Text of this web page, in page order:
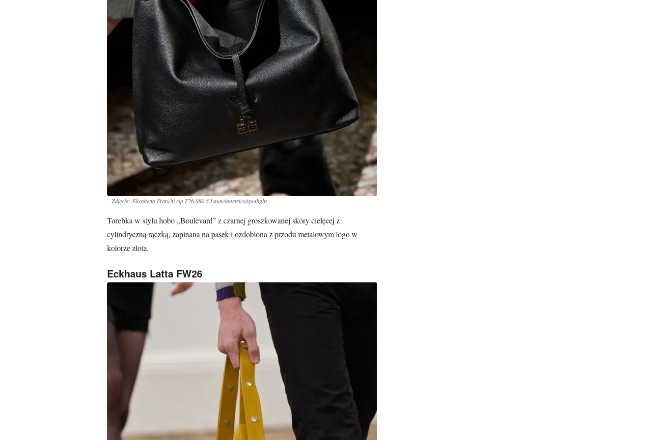
Zdjęcia: Elisabetta Franchi clp F26 080 ©Launchmetrics/spotlight
Torebka w stylu hobo „Boulevard” z czarnej groszkowanej skóry cielęcej z
cylindryczną rączką, zapinana na pasek i ozdobiona z przodu metalowym logo w
kolorze złota.
Eckhaus Latta FW26